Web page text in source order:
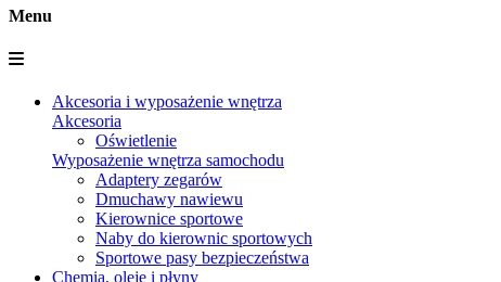
Menu
Akcesoria i wyposażenie wnętrza
Akcesoria
Oświetlenie
Wyposażenie wnętrza samochodu
Adaptery zegarów
Dmuchawy nawiewu
Kierownice sportowe
Naby do kierownic sportowych
Sportowe pasy bezpieczeństwa
Chemia, oleje i płyny